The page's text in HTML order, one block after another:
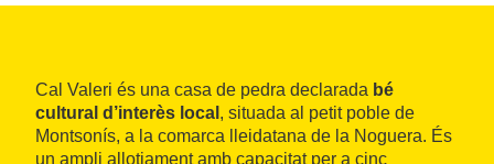
Cal Valeri és una casa de pedra declarada bé
cultural d’interès local , situada al petit poble de
Montsonís, a la comarca lleidatana de la Noguera. És
un ampli allotjament amb capacitat per a cinc